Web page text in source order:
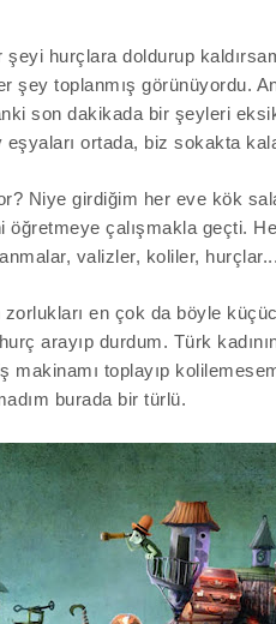
hurçlara doldurup
şey toplanmış görünüyordu.
son dakikada bir şeyleri
eşyaları ortada, biz sokakta
Niye girdiğim her eve kök
öğretmeye çalışmakla geçti.
valizler, koliler, hurçlar...
zorlukları en çok da böyle
arayıp durdum. Türk
makinamı toplayıp
burada bir türlü.